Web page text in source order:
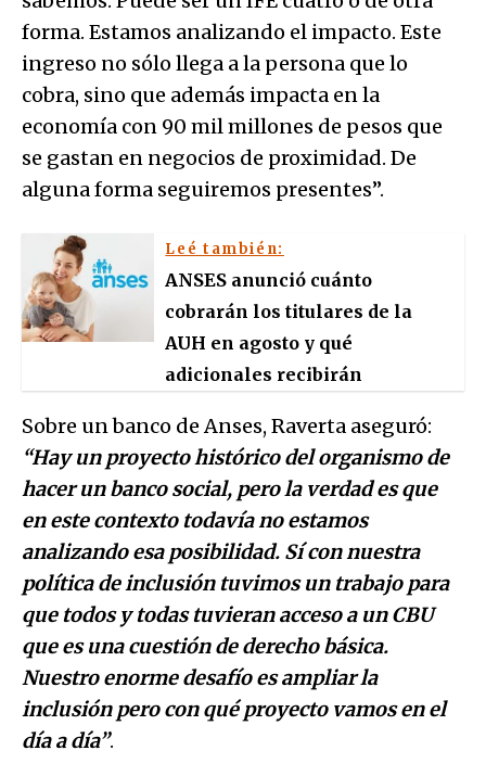
forma. Estamos analizando el impacto. Este
ingreso no sólo llega a la persona que lo
cobra, sino que además impacta en la
economía con 90 mil millones de pesos que
se gastan en negocios de proximidad. De
alguna forma seguiremos presentes”.
Leé también:
ANSES anunció cuánto
cobrarán los titulares de la
AUH en agosto y qué
adicionales recibirán
Sobre un banco de Anses, Raverta aseguró:
“Hay un proyecto histórico del organismo de
hacer un banco social, pero la verdad es que
en este contexto todavía no estamos
analizando esa posibilidad. Sí con nuestra
política de inclusión tuvimos un trabajo para
que todos y todas tuvieran acceso a un CBU
que es una cuestión de derecho básica.
Nuestro enorme desafío es ampliar la
inclusión pero con qué proyecto vamos en el
día a día”.